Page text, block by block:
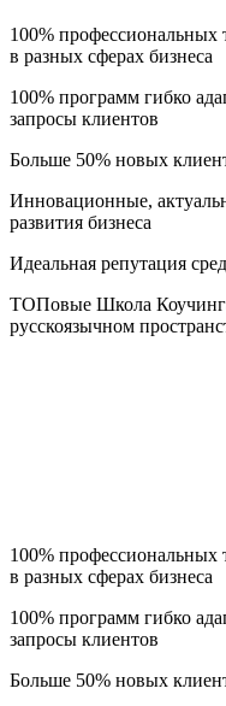
100% профессиональных
в разных сферах бизнеса
100% программ гибко
запросы клиентов
Больше 50% новых
Инновационные,
развития бизнеса
Идеальная репутация
ТОПовые Школа
русскоязычном
100% профессиональных
в разных сферах бизнеса
100% программ гибко
запросы клиентов
Больше 50% новых